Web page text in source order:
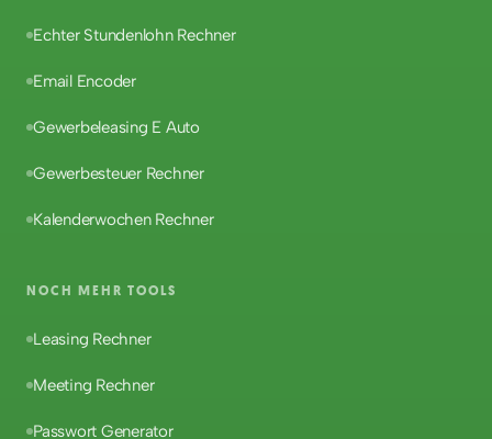
Echter Stundenlohn Rechner
Email Encoder
Gewerbeleasing E Auto
Gewerbesteuer Rechner
Kalenderwochen Rechner
NOCH MEHR TOOLS
Leasing Rechner
Meeting Rechner
Passwort Generator